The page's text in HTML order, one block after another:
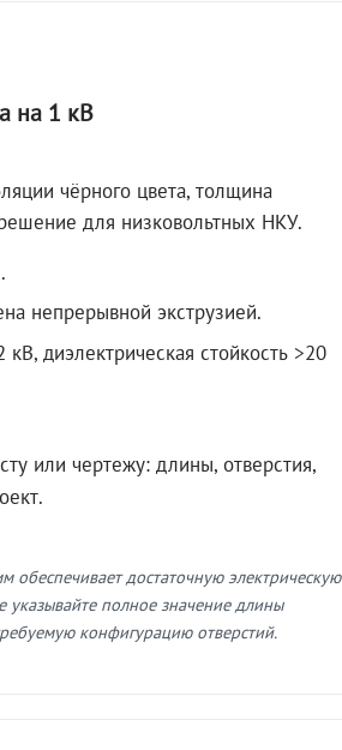
на 1 кВ
чёрного цвета, толщина
для низковольтных НКУ.
непрерывной экструзией.
диэлектрическая стойкость >20
или чертежу: длины, отверстия,
обеспечивает достаточную электрическую
указывайте полное значение длины
конфигурацию отверстий.